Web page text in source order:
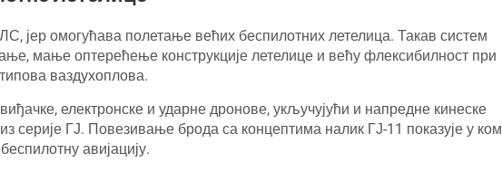
јер омогућава полетање већих беспилотних летелица. Такав систем
мање оптерећење конструкције летелице и већу флексибилност при
ваздухоплова.
електронске и ударне дронове, укључујући и напредне кинеске
серије ГЈ. Повезивање брода са концептима налик ГЈ-11 показује у ком
авијацију.